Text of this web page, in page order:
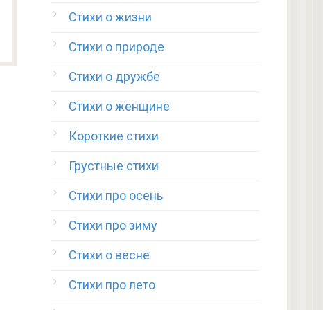
Стихи о жизни
Стихи о природе
Стихи о дружбе
Стихи о женщине
Короткие стихи
Грустные стихи
Стихи про осень
Стихи про зиму
Стихи о весне
Стихи про лето